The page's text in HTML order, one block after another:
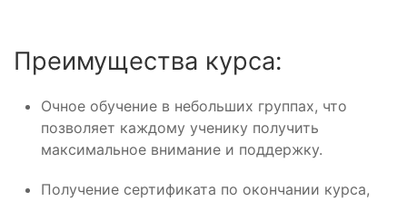
Преимущества курса:
Очное обучение в небольших группах, что
позволяет каждому ученику получить
максимальное внимание и поддержку.
Получение сертификата по окончании курса,